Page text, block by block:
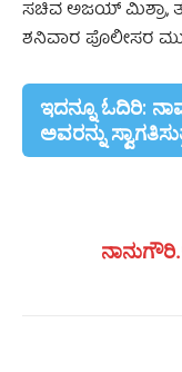
ಸಚಿವ ಅಜಯ್ ಮಿಶ್ರಾ,
ಶನಿವಾರ ಪೊಲೀಸರ
ಇದನ್ನೂ ಓದಿರಿ:
ಅವರನ್ನು